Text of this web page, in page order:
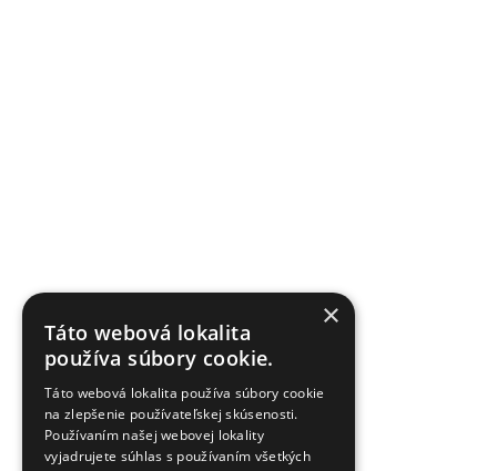
×
Táto webová lokalita
používa súbory cookie.
Táto webová lokalita používa súbory cookie
na zlepšenie používateľskej skúsenosti.
Používaním našej webovej lokality
vyjadrujete súhlas s používaním všetkých